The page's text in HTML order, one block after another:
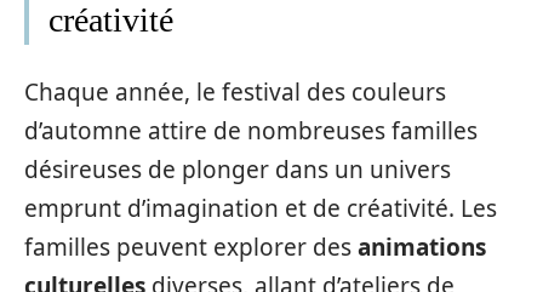
créativité
Chaque année, le festival des couleurs
d’automne attire de nombreuses familles
désireuses de plonger dans un univers
emprunt d’imagination et de créativité. Les
familles peuvent explorer desanimations
culturelles diverses, allant d’ateliers de